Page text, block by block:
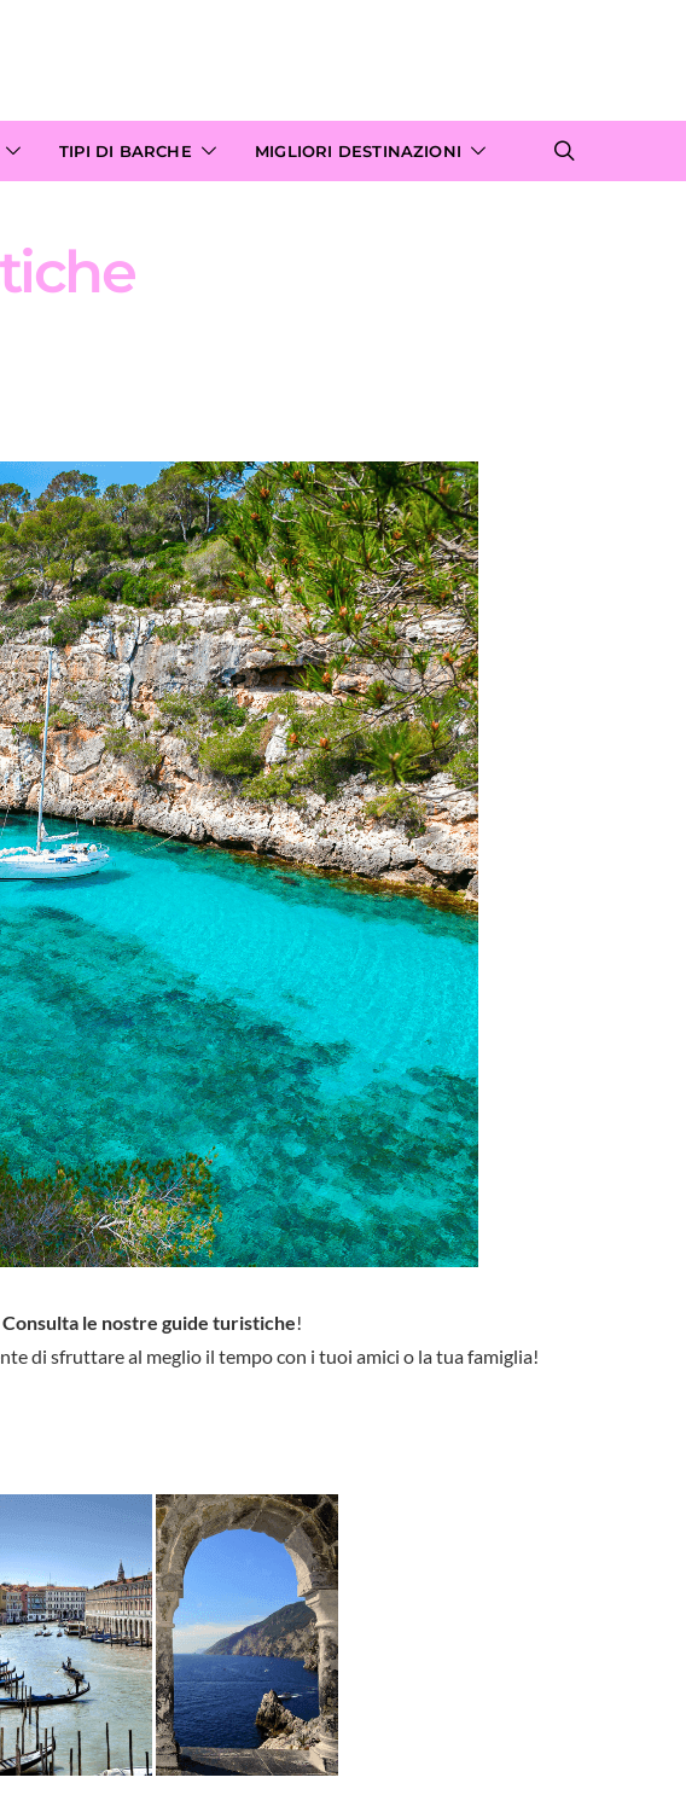
TIPI DI BARCHE MIGLIORI DESTINAZIONI
Consulta le nostre guide turistiche!
di sfruttare al meglio il tempo con i tuoi amici o la tua famiglia!